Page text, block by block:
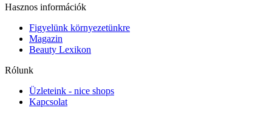
Hasznos információk
Figyelünk környezetünkre
Magazin
Beauty Lexikon
Rólunk
Üzleteink - nice shops
Kapcsolat